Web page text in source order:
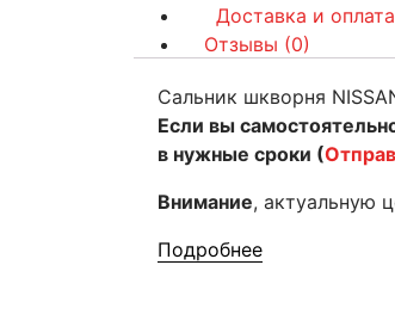
Доставка и оплата
Отзывы (0)
Сальник шкворня
Если вы
в нужные сроки (
Внимание, актуальную
Подробнее